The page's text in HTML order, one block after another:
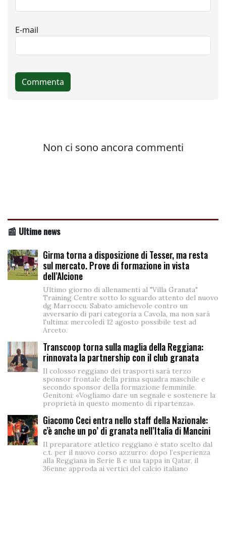
📰 Ultime news
Girma torna a disposizione di Tesser, ma resta
sul mercato. Prove di formazione in vista
dell’Alcione
Ultimo giorno di allenamenti al "Villa Granata"
Training Centre sotto lo sguardo attento del nuovo
dg Marroccu. Sabato amichevole contro un
avversario di pari categoria a Cavola, ma non sarà
l'ultima: mercoledì 12 agosto possibile test ad
Arceto.
Transcoop torna sulla maglia della Reggiana:
rinnovata la partnership con il club granata
Il colosso reggiano dei trasporti sarà terzo
sponsor frontale della prima squadra maschile e
secondo sponsor della formazione femminile.
Genitoni: «Vogliamo dare un segnale e sostenere la
proprietà in questo momento di ripartenza».
Giacomo Ceci entra nello staff della Nazionale:
c’è anche un po’ di granata nell’Italia di Mancini
Il preparatore atletico reggiano è stato scelto dal
c.t. per il nuovo corso azzurro: dopo l’esperienza
alla Reggiana in Serie B e una tappa in Qatar, il
36enne approda ai vertici del calcio italiano